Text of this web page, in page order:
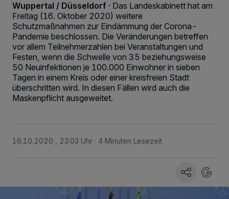
Wuppertal / Düsseldorf · Das Landeskabinett hat am
Freitag (16. Oktober 2020) weitere
Schutzmaßnahmen zur Eindämmung der Corona-
Pandemie beschlossen. Die Veränderungen betreffen
vor allem Teilnehmerzahlen bei Veranstaltungen und
Festen, wenn die Schwelle von 35 beziehungsweise
50 Neuinfektionen je 100.000 Einwohner in sieben
Tagen in einem Kreis oder einer kreisfreien Stadt
überschritten wird. In diesen Fällen wird auch die
Maskenpflicht ausgeweitet.
16.10.2020 , 23:03 Uhr 4 Minuten Lesezeit